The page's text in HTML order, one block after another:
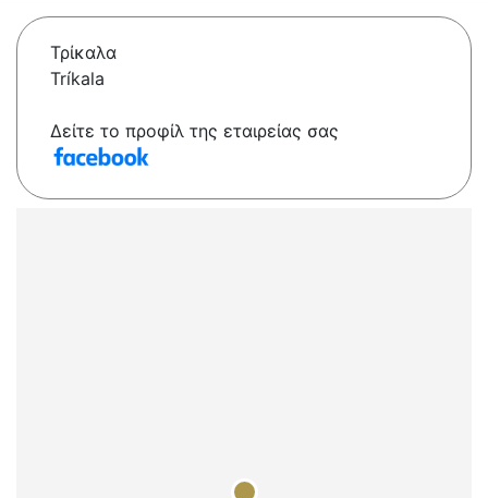
Τρίκαλα
Tríkala
Δείτε το προφίλ της εταιρείας σας